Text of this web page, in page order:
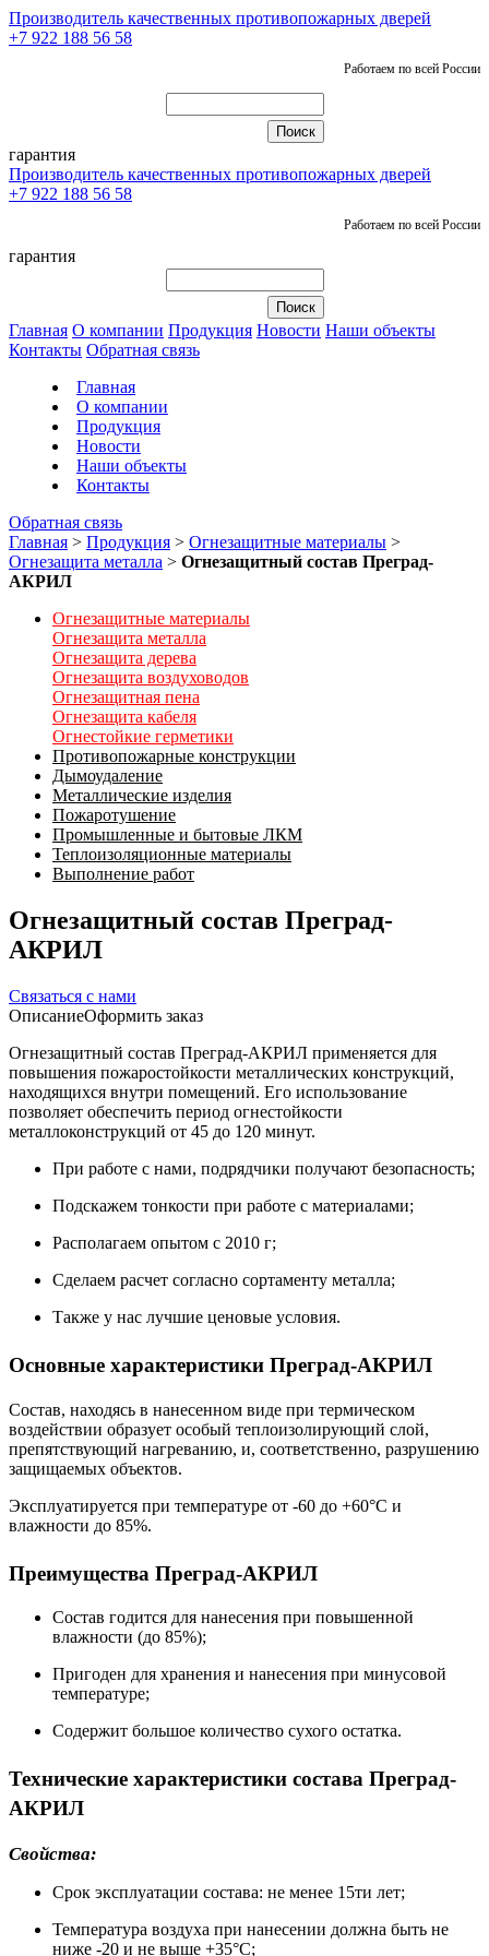
Производитель качественных противопожарных дверей
+7 922 188 56 58
Работаем по всей России
гарантия
Производитель качественных противопожарных дверей
+7 922 188 56 58
Работаем по всей России
гарантия
Главная О компании Продукция Новости Наши объекты
Контакты Обратная связь
Главная
О компании
Продукция
Новости
Наши объекты
Контакты
Обратная связь
Главная > Продукция > Огнезащитные материалы >
Огнезащита металла > Огнезащитный состав Преград-
АКРИЛ
Огнезащитные материалы
Огнезащита металла
Огнезащита дерева
Огнезащита воздуховодов
Огнезащитная пена
Огнезащита кабеля
Огнестойкие герметики
Противопожарные конструкции
Дымоудаление
Металлические изделия
Пожаротушение
Промышленные и бытовые ЛКМ
Теплоизоляционные материалы
Выполнение работ
Огнезащитный состав Преград-
АКРИЛ
Связаться с нами
ОписаниеОформить заказ
Огнезащитный состав Преград-АКРИЛ применяется для
повышения пожаростойкости металлических конструкций,
находящихся внутри помещений. Его использование
позволяет обеспечить период огнестойкости
металлоконструкций от 45 до 120 минут.
При работе с нами, подрядчики получают безопасность;
Подскажем тонкости при работе с материалами;
Располагаем опытом с 2010 г;
Сделаем расчет согласно сортаменту металла;
Также у нас лучшие ценовые условия.
Основные характеристики Преград-АКРИЛ
Состав, находясь в нанесенном виде при термическом
воздействии образует особый теплоизолирующий слой,
препятствующий нагреванию, и, соответственно, разрушению
защищаемых объектов.
Эксплуатируется при температуре от -60 до +60°С и
влажности до 85%.
Преимущества Преград-АКРИЛ
Состав годится для нанесения при повышенной
влажности (до 85%);
Пригоден для хранения и нанесения при минусовой
температуре;
Содержит большое количество сухого остатка.
Технические характеристики состава Преград-
АКРИЛ
Свойства:
Срок эксплуатации состава: не менее 15ти лет;
Температура воздуха при нанесении должна быть не
ниже -20 и не выше +35°С;